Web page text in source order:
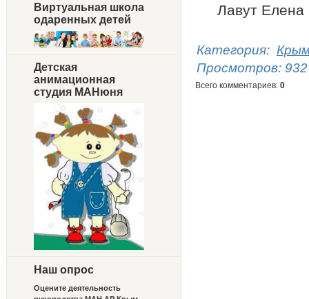
Виртуальная школа
одаренных детей
Детская
анимационная
студия МАНюня
Наш опрос
Оцените деятельность
Лавут Елена
Категория:
Просмотров: 932
Всего комментариев: 0